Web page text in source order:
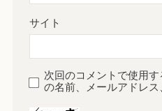
サイト
次回のコメントで使用
の名前、メールアドレス